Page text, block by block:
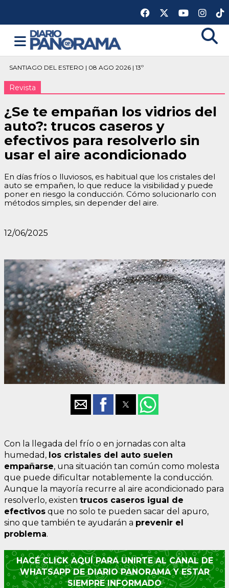
SANTIAGO DEL ESTERO | 08 AGO 2026 | 13º
Revista
¿Se te empañan los vidrios del
auto?: trucos caseros y
efectivos para resolverlo sin
usar el aire acondicionado
En días fríos o lluviosos, es habitual que los cristales del
auto se empañen, lo que reduce la visibilidad y puede
poner en riesgo la conducción. Cómo solucionarlo con
métodos simples, sin depender del aire.
12/06/2025
Con la llegada del frío o en jornadas con alta
humedad, los cristales del auto suelen
empañarse, una situación tan común como molesta
que puede dificultar notablemente la conducción.
Aunque la mayoría recurre al aire acondicionado para
resolverlo, existen trucos caseros igual de
efectivos que no solo te pueden sacar del apuro,
sino que también te ayudarán a prevenir el
problema.
HACÉ CLICK AQUÍ PARA UNIRTE AL CANAL DE
WHATSAPP DE DIARIO PANORAMA Y ESTAR
SIEMPRE INFORMADO